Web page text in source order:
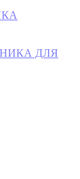
ДЛЯ